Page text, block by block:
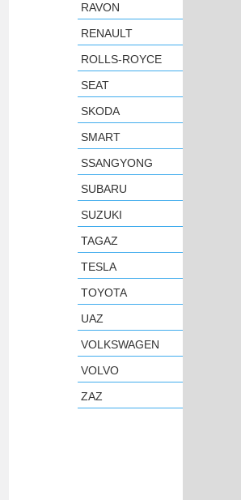
RAVON
RENAULT
ROLLS-ROYCE
SEAT
SKODA
SMART
SSANGYONG
SUBARU
SUZUKI
TAGAZ
TESLA
TOYOTA
UAZ
VOLKSWAGEN
VOLVO
ZAZ